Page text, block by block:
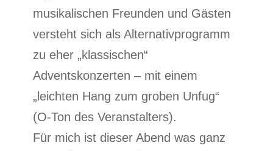
musikalischen Freunden und Gästen
versteht sich als Alternativprogramm
zu eher „klassischen“
Adventskonzerten – mit einem
„leichten Hang zum groben Unfug“
(O-Ton des Veranstalters).
Für mich ist dieser Abend was ganz